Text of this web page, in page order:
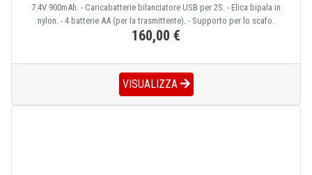
7.4V 900mAh. - Caricabatterie bilanciatore USB per 2S. - Elica bipala in
nylon. - 4 batterie AA (per la trasmittente). - Supporto per lo scafo.
160,00 €
VISUALIZZA